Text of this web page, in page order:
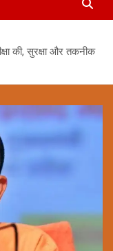
की, सुरक्षा और तकनीक